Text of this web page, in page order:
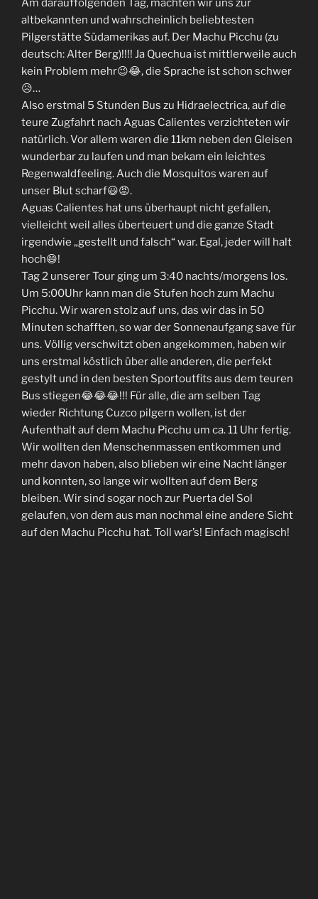
Am darauffolgenden Tag, machten wir uns zur
altbekannten und wahrscheinlich beliebtesten
Pilgerstätte Südamerikas auf. Der Machu Picchu (zu
deutsch: Alter Berg)!!!! Ja Quechua ist mittlerweile auch
kein Problem mehr😉😂, die Sprache ist schon schwer
😥…
Also erstmal 5 Stunden Bus zu Hidraelectrica, auf die
teure Zugfahrt nach Aguas Calientes verzichteten wir
natürlich. Vor allem waren die 11km neben den Gleisen
wunderbar zu laufen und man bekam ein leichtes
Regenwaldfeeling. Auch die Mosquitos waren auf
unser Blut scharf😃😡.
Aguas Calientes hat uns überhaupt nicht gefallen,
vielleicht weil alles überteuert und die ganze Stadt
irgendwie „gestellt und falsch“ war. Egal, jeder will halt
hoch😄!
Tag 2 unserer Tour ging um 3:40 nachts/morgens los.
Um 5:00Uhr kann man die Stufen hoch zum Machu
Picchu. Wir waren stolz auf uns, das wir das in 50
Minuten schafften, so war der Sonnenaufgang save für
uns. Völlig verschwitzt oben angekommen, haben wir
uns erstmal köstlich über alle anderen, die perfekt
gestylt und in den besten Sportoutfits aus dem teuren
Bus stiegen😂😂😂!!! Für alle, die am selben Tag
wieder Richtung Cuzco pilgern wollen, ist der
Aufenthalt auf dem Machu Picchu um ca. 11 Uhr fertig.
Wir wollten den Menschenmassen entkommen und
mehr davon haben, also blieben wir eine Nacht länger
und konnten, so lange wir wollten auf dem Berg
bleiben. Wir sind sogar noch zur Puerta del Sol
gelaufen, von dem aus man nochmal eine andere Sicht
auf den Machu Picchu hat. Toll war’s! Einfach magisch!